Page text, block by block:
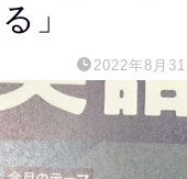
」
2022年8月31